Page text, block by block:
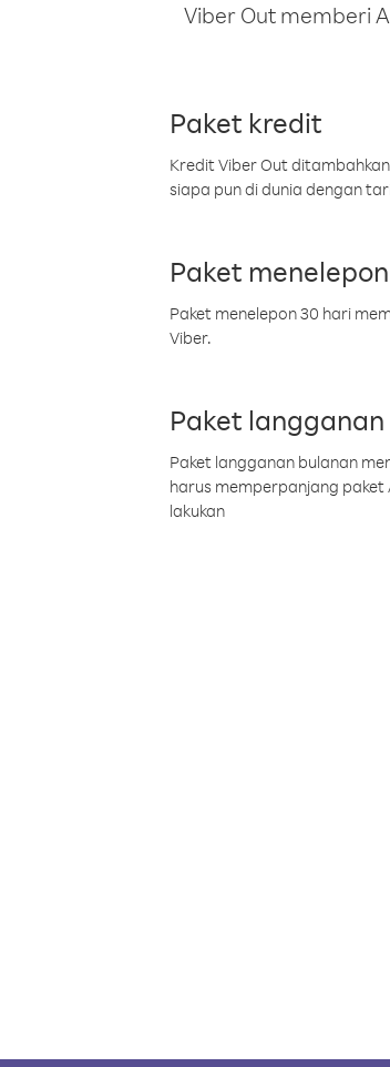
Viber Out memberi
Paket kredit
Kredit Viber Out
siapa pun di dunia dengan
Paket
Paket menelepon 30 hari
Viber.
Paket
Paket langganan bulanan
harus memperpanjang
lakukan